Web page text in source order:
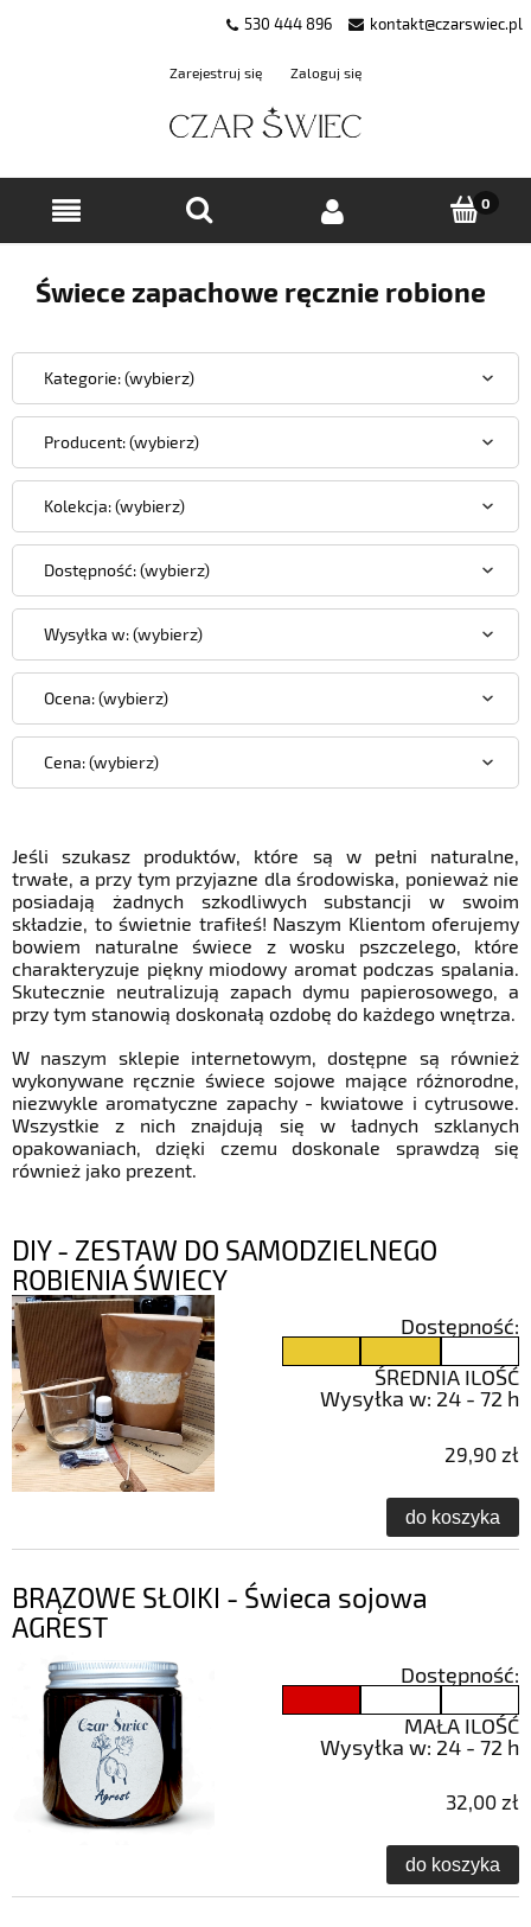
530 444 896 kontakt@czarswiec.pl
Zarejestruj się Zaloguj się
Świece zapachowe ręcznie robione
Kategorie: (wybierz)
Producent: (wybierz)
Kolekcja: (wybierz)
Dostępność: (wybierz)
Wysyłka w: (wybierz)
Ocena: (wybierz)
Cena: (wybierz)
Jeśli szukasz produktów, które są w pełni naturalne,
trwałe, a przy tym przyjazne dla środowiska, ponieważ nie
posiadają żadnych szkodliwych substancji w swoim
składzie, to świetnie trafiłeś! Naszym Klientom oferujemy
bowiem naturalne świece z wosku pszczelego, które
charakteryzuje piękny miodowy aromat podczas spalania.
Skutecznie neutralizują zapach dymu papierosowego, a
przy tym stanowią doskonałą ozdobę do każdego wnętrza.
W naszym sklepie internetowym, dostępne są również
wykonywane ręcznie świece sojowe mające różnorodne,
niezwykle aromatyczne zapachy - kwiatowe i cytrusowe.
Wszystkie z nich znajdują się w ładnych szklanych
opakowaniach, dzięki czemu doskonale sprawdzą się
również jako prezent.
DIY - ZESTAW DO SAMODZIELNEGO
ROBIENIA ŚWIECY
Dostępność:
ŚREDNIA ILOŚĆ
Wysyłka w: 24 - 72 h
29,90 zł
do koszyka
BRĄZOWE SŁOIKI - Świeca sojowa
AGREST
Dostępność:
MAŁA ILOŚĆ
Wysyłka w: 24 - 72 h
32,00 zł
do koszyka